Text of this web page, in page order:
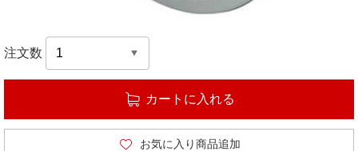
注文数
カートに入れる
お気に入り商品追加